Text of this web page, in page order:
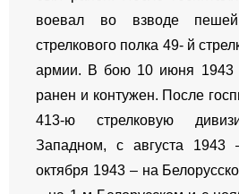
воевал во взводе
стрелкового полка 49- й
армии. В бою 10 июня 1943
ранен и контужен. После
413-ю стрелковую
Западном, с августа
октября 1943 – на